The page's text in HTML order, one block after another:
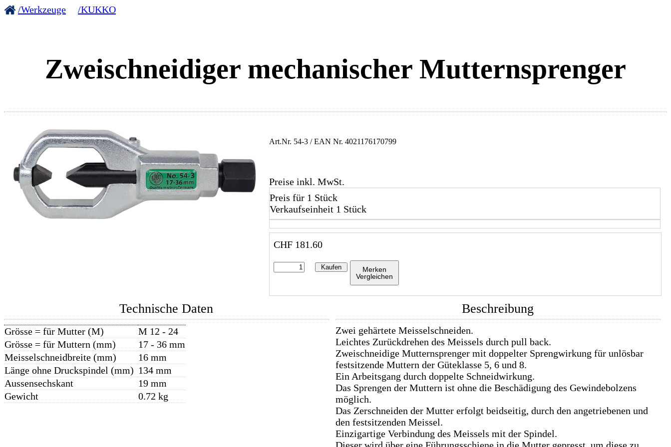
/Werkzeuge /KUKKO
Zweischneidiger mechanischer Mutternsprenger
Art.Nr. 54-3 / EAN Nr.4021176170799
Preise inkl. MwSt.
Preis für 1 Stück
Verkaufseinheit 1 Stück
CHF 181.60
Kaufen
Merken
Vergleichen
Technische Daten
Grösse = für Mutter (M)
M 12 - 24
Grösse = für Muttern (mm)
17 - 36 mm
Meisselschneidbreite (mm)
16 mm
Länge ohne Druckspindel (mm) 134 mm
Aussensechskant
19 mm
Gewicht
0.72 kg
Beschreibung
Zwei gehärtete Meisselschneiden.
Leichtes Zurückdrehen des Meissels durch pull back.
Zweischneidige Mutternsprenger mit doppelter Sprengwirkung für unlösbar
festsitzende Muttern der Güteklasse 5, 6 und 8.
Ein Arbeitsgang durch doppelte Schneidwirkung.
Das Sprengen der Muttern ist ohne die Beschädigung des Gewindebolzens
möglich.
Das Zerschneiden der Mutter erfolgt beidseitig, durch den angetriebenen und
den festsitzenden Meissel.
Einzigartige Verbindung des Meissels mit der Spindel.